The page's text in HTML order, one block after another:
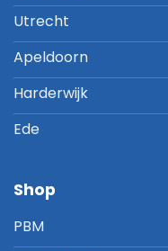
Utrecht
Apeldoorn
Harderwijk
Ede
Shop
PBM